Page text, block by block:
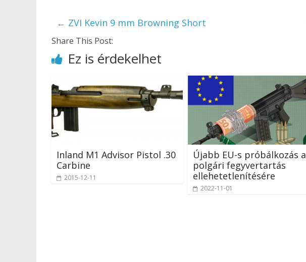
← ZVI Kevin 9 mm Browning Short
Share This Post:
Ez is érdekelhet
Inland M1 Advisor Pistol .30
Carbine
2015-12-11
Újabb EU-s próbálkozás a
polgári fegyvertartás
ellehetetlenítésére
2022-11-01